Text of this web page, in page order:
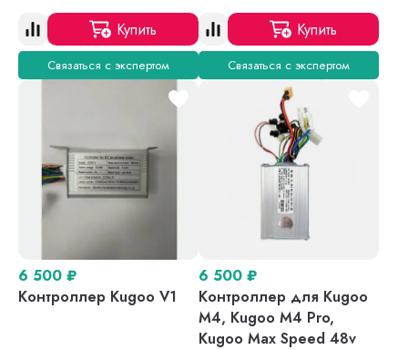
Купить
Связаться с экспертом
Купить
Связаться с экспертом
6 500 ₽
Контроллер Kugoo V1
6 500 ₽
Контроллер для Kugoo
M4, Kugoo M4 Pro,
Kugoo Max Speed 48v